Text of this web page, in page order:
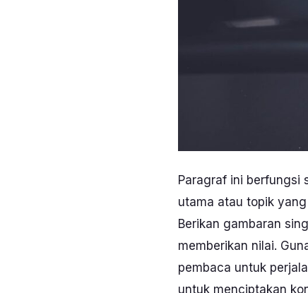
Paragraf ini berfungsi
utama atau topik
Berikan gambaran
memberikan nilai.
pembaca untuk
untuk menciptakan